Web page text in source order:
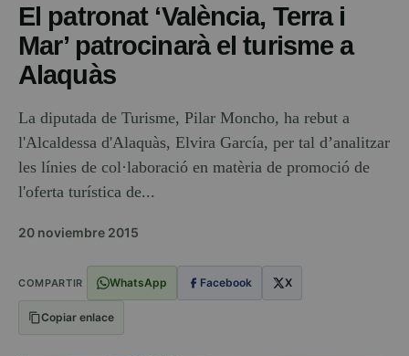
El patronat ‘València, Terra i
Mar’ patrocinarà el turisme a
Alaquàs
La diputada de Turisme, Pilar Moncho, ha rebut a
l'Alcaldessa d'Alaquàs, Elvira García, per tal d’analitzar
les línies de col·laboració en matèria de promoció de
l'oferta turística de...
20 noviembre 2015
COMPARTIR WhatsApp Facebook X
Copiar enlace